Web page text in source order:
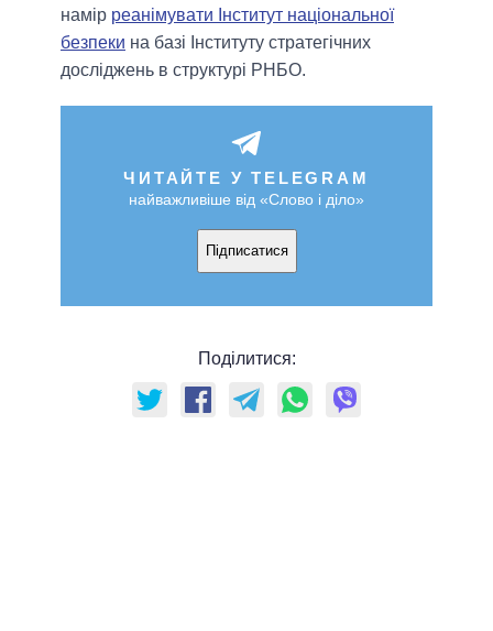
намір реанімувати Інститут національної
безпеки на базі Інституту стратегічних
досліджень в структурі РНБО.
ЧИТАЙТЕ У TELEGRAM
найважливіше від «Слово і діло»
Підписатися
Поділитися: